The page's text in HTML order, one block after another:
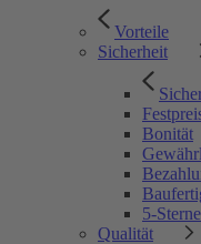
Vorteile
Sicherheit
Bonität
5-
Qualität